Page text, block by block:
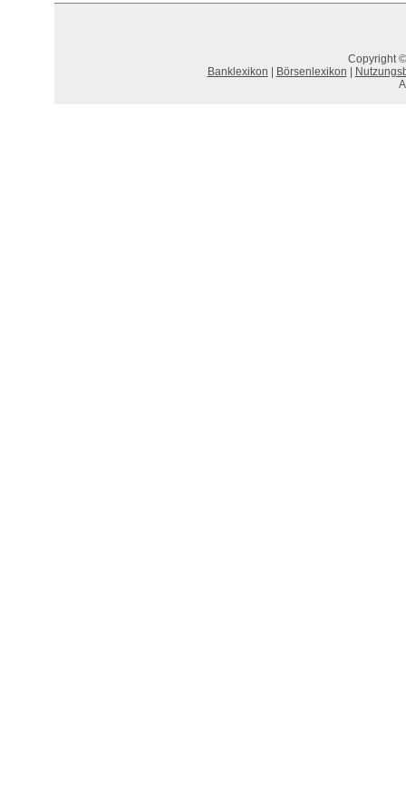
Copyright
Banklexikon
Börsenlexikon